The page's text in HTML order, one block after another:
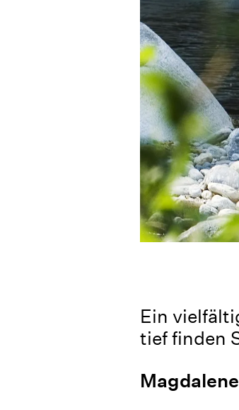
Ein
tief finden